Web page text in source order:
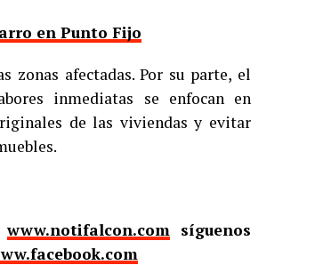
en Punto Fijo
zonas afectadas. Por su parte, el
inmediatas se enfocan en
de las viviendas y evitar
www.notifalcon.comsíguenos